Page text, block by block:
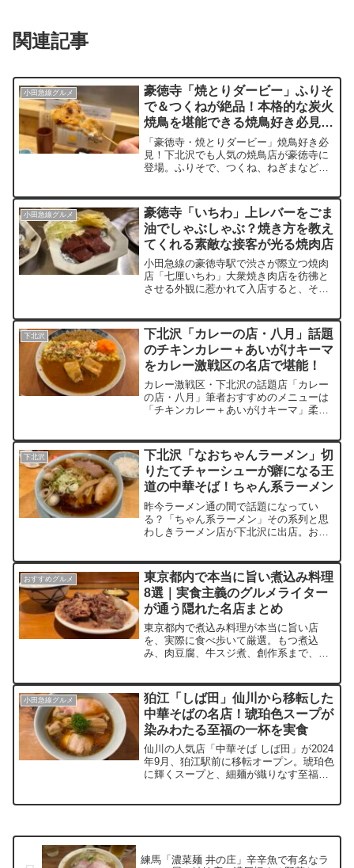
関連記事
小田急線グルメ
豪徳寺「焼とりダービー」ふりそ
で＆つくねが絶品！本格的な炭火
焼鳥を堪能できる焼鳥好き必見の
居酒屋
「豪徳寺・焼とりダービー」焼鳥好き必
見！下北沢でも人気の焼鳥店が豪徳寺に
登場。ふりそで、つくね、ねぎまなど絶
も充実。カウンター席完備で一人飲みに
も最適。お通しのキャベツは食べ放題！
豪徳寺駅徒歩1分の好立地。焼とりダービ
ー豪徳寺店の魅力を徹底レポート
小田急線グルメ
豪徳寺「いちわ」上レバーをごま
油でしゃぶしゃぶ？焼き方を教え
てくれる素敵な接客が光る焼肉店
小田急線の豪徳寺駅で渋さが際立つ焼肉
店「七厘いちわ」大衆焼き肉店を彷彿と
させる外観に惹かれて入店すると、そこ
い肉が更に美味しくなる相乗効果を発
揮。最高の和牛を最高の状態で食べれる
ように焼き方を教えてくれる接客も寂し
く食事をする一人客には嬉しい所。
下北沢
下北沢「カレーの店・八月」話題
のチキンカレー＋あいがけキーマ
をカレー激戦区の名店で堪能！
カレー激戦区・下北沢の話題店「カレー
の店・八月」筆者おすすめのメニューは
「チキンカレー＋あいがけキーマ」柔ら
満足できる味わいであること間違い無
し！インスタ映え抜群の盛り付けも秀
逸！木の温もり溢れる店内で特別なラン
チ体験はいかがですか？
下北沢
下北沢「なおちゃんラーメン」切
りたてチャーシューが癖になる王
道の中華そば！ちゃん系ラーメン
昨今ラーメン通の間で話題になってい
る？「ちゃん系ラーメン」その系列と思
わしきラーメン店が下北沢に出店。お洒
シンプルな味わい。クセの無いスープは
飲み干す程で完飲必死（笑）家系ラーメ
ンも驚きのライス一杯無料のおまけ付！
下北沢民の胃袋を掴む事間違い無し！
おすすめグルメ
東京都内で本当に旨い煮込み料理
8選｜実食主義のグルメライター
が通う隠れた名店まとめ
東京都内で煮込み料理が本当に旨い店
を、実際に食べ歩いて厳選。もつ煮込
み、肉豆腐、牛スジ煮、創作系まで、通
くの煮込みを食べたブロガーが、実食し
た感想を軸に味・印象・魅力を丁寧に記
録。次に行く一軒を探している人や、煮
込み好きに向けた東京グルメまとめ。
小田急線グルメ
狛江「しば田」仙川から移転した
中華そばの名店！琥珀色スープが
染みわたる至福の一杯を実食
仙川の人気店「中華そば しば田」が2024
年9月、狛江駅前に移転オープン。琥珀色
に輝くスープと、細麺が織りなす至福の
華そば”を堪能できる名店を徹底レポー
練馬「濃菜麺 井の庄」辛辛魚で有名なラ